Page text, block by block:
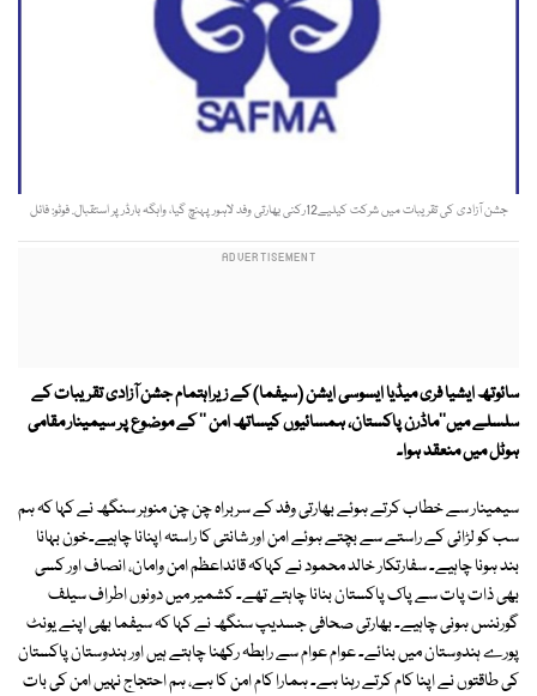
جشن آزادی کی تقریبات میں شرکت کیلیے12رکنی بھارتی وفد لاہور پہنچ گیا، واہگہ بارڈر پر استقبال. فوٹو: فائل
سائوتھ ایشیا فری میڈیا ایسوسی ایشن (سیفما) کے زیراہتمام جشن آزادی تقریبات کے
سلسلے میں''ماڈرن پاکستان، ہمسائیوں کیساتھ امن '' کے موضوع پر سیمینار مقامی
ہوٹل میں منعقد ہوا۔
سیمینار سے خطاب کرتے ہوئے بھارتی وفد کے سربراہ چن چن منوہر سنگھ نے کہا کہ ہم
سب کو لڑائی کے راستے سے بچتے ہوئے امن اور شانتی کا راستہ اپنانا چاہیے۔خون بہانا
بند ہونا چاہیے۔ سفارتکار خالد محمود نے کہاکہ قائداعظم امن وامان، انصاف اور کسی
بھی ذات پات سے پاک پاکستان بنانا چاہتے تھے۔ کشمیر میں دونوں اطراف سیلف
گورننس ہونی چاہیے۔ بھارتی صحافی جسدیپ سنگھ نے کہا کہ سیفما بھی اپنے یونٹ
پورے ہندوستان میں بنائے۔ عوام عوام سے رابطہ رکھنا چاہتے ہیں اور ہندوستان پاکستان
کی طاقتوں نے اپنا کام کرتے رہنا ہے۔ ہمارا کام امن کا ہے، ہم احتجاج نہیں امن کی بات